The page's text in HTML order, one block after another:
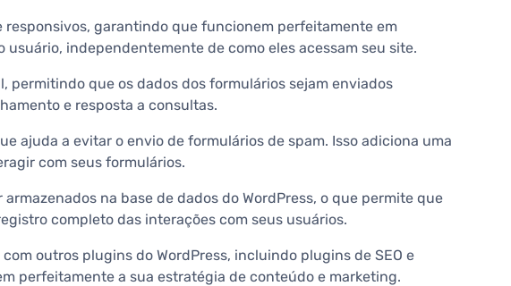
responsivos, garantindo que funcionem perfeitamente em
independentemente de como eles acessam seu site.
que os dados dos formulários sejam enviados
e resposta a consultas.
ajuda a evitar o envio de formulários de spam. Isso adiciona uma
com seus formulários.
na base de dados do WordPress, o que permite que
completo das interações com seus usuários.
outros plugins do WordPress, incluindo plugins de SEO e
perfeitamente a sua estratégia de conteúdo e marketing.